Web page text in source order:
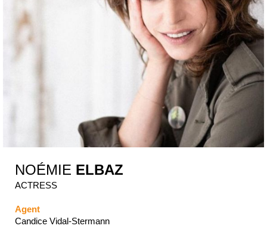
NOÉMIE ELBAZ
ACTRESS
Agent
Candice Vidal-Stermann